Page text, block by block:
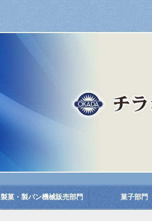
製菓・製パン機械販売部門 菓子部門